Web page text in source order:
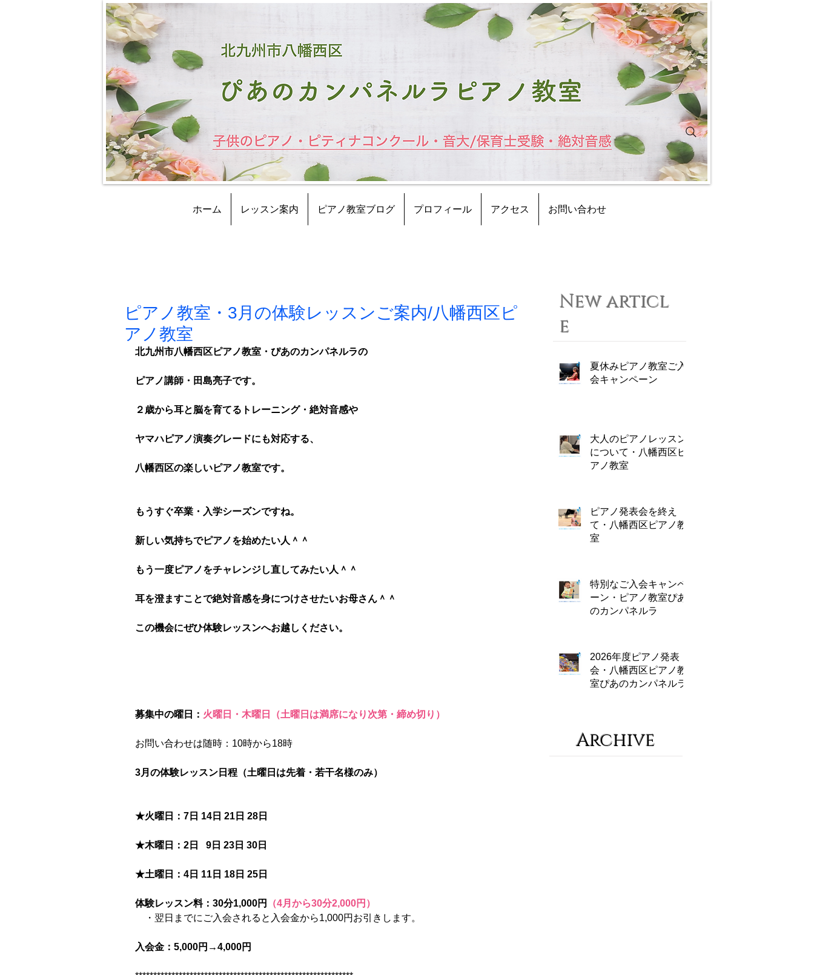
ホーム レッスン案内 ピアノ教室ブログ プロフィール アクセス お問い合わせ
ピアノ教室・3月の体験レッスンご案内/八幡西区ピ
アノ教室
北九州市八幡西区ピアノ教室・ぴあのカンパネルラの
ピアノ講師・田島亮子です。
２歳から耳と脳を育てるトレーニング・絶対音感や
ヤマハピアノ演奏グレードにも対応する、
八幡西区の楽しいピアノ教室です。
もうすぐ卒業・入学シーズンですね。
新しい気持ちでピアノを始めたい人＾＾
もう一度ピアノをチャレンジし直してみたい人＾＾
耳を澄ますことで絶対音感を身につけさせたいお母さん＾＾
この機会にぜひ体験レッスンへお越しください。
募集中の曜日： 火曜日・木曜日（土曜日は満席になり次第・締め切り）
お問い合わせは随時：10時から18時
3月の体験レッスン日程（土曜日は先着・若干名様のみ）
★火曜日：7日 14日 21日 28日
★木曜日：2日   9日 23日 30日
★土曜日：4日 11日 18日 25日
体験レッスン料：30分1,000円
（4月から30分2,000円）
・翌日までにご入会されると入会金から1,000円お引きします。
入会金：5,000円→4,000円
New articl
e
夏休みピアノ教室ご入
会キャンペーン
大人のピアノレッスン
について・八幡西区ピ
アノ教室
ピアノ発表会を終え
て・八幡西区ピアノ教
室
特別なご入会キャンペ
ーン・ピアノ教室ぴあ
のカンパネルラ
2026年度ピアノ発表
会・八幡西区ピアノ教
室ぴあのカンパネルラ
Archive